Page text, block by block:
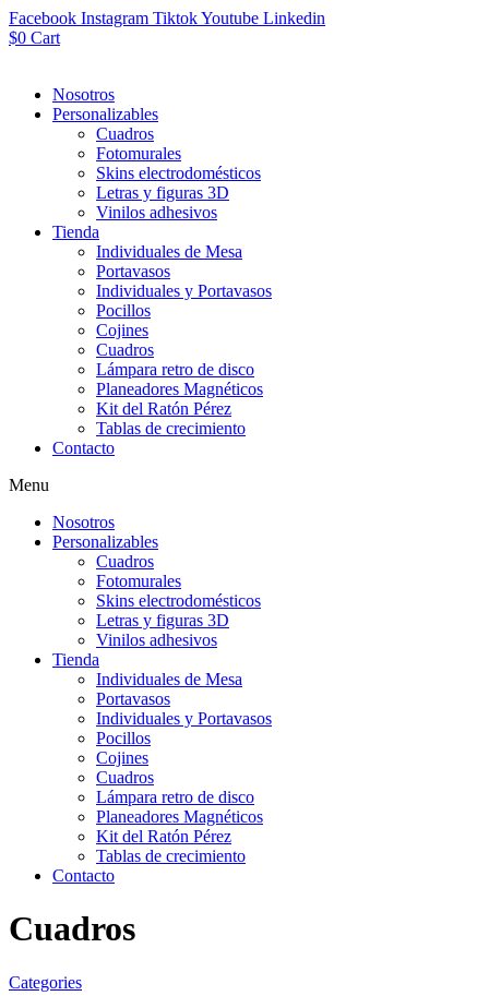
Facebook Instagram TiktokYoutube Linkedin
$0 Cart
Nosotros
Personalizables
Cuadros
Fotomurales
Skins electrodomésticos
Letras y figuras 3D
Vinilos adhesivos
Tienda
Individuales de Mesa
Portavasos
Individuales y Portavasos
Pocillos
Cojines
Cuadros
Lámpara retro de disco
Planeadores Magnéticos
Kit del Ratón Pérez
Tablas de crecimiento
Contacto
Menu
Nosotros
Personalizables
Cuadros
Fotomurales
Skins electrodomésticos
Letras y figuras 3D
Vinilos adhesivos
Tienda
Individuales de Mesa
Portavasos
Individuales y Portavasos
Pocillos
Cojines
Cuadros
Lámpara retro de disco
Planeadores Magnéticos
Kit del Ratón Pérez
Tablas de crecimiento
Contacto
Cuadros
Categories